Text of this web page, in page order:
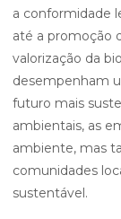
a conformidade
até a promoção
valorização da
desempenham
futuro mais
ambientais, as
ambiente, mas
comunidades
sustentável.